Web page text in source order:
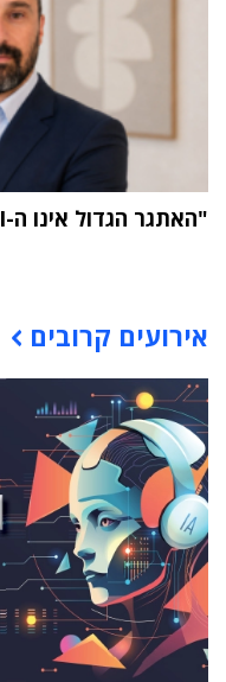
"האתגר הגדול אינו ה-AI אלא הטמעתה בארגון"
אירועים קרובים